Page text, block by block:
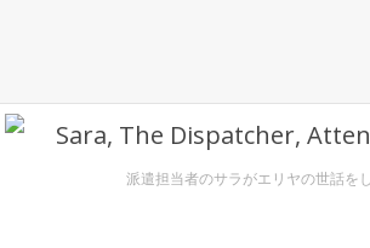
派遣担当者のサラがエリヤの世話をし